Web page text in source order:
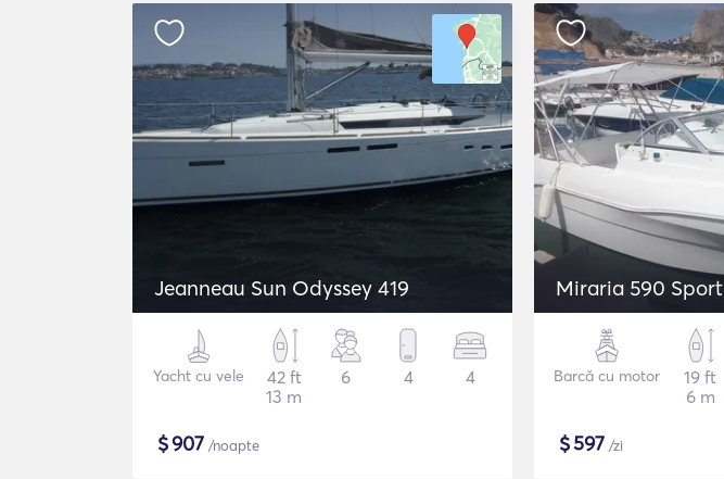
Jeanneau Sun Odyssey 419
Yacht cu vele
42 ft
13 m
6 4 4
$907 /noapte
Miraria 590 Sport
Barcă cu motor
19 ft
6 m
$597 /zi